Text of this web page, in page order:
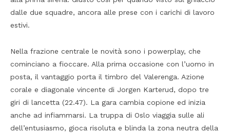
dalle due squadre, ancora alle prese con i carichi di lavoro
estivi.
Nella frazione centrale le novità sono i powerplay, che
cominciano a fioccare. Alla prima occasione con l’uomo in
posta, il vantaggio porta il timbro del Valerenga. Azione
corale e diagonale vincente di Jorgen Karterud, dopo tre
giri di lancetta (22.47). La gara cambia copione ed inizia
anche ad infiammarsi. La truppa di Oslo viaggia sulle ali
dell’entusiasmo, gioca risoluta e blinda la zona neutra della